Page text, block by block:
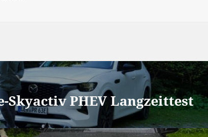
Skyactiv PHEV Langzeittest